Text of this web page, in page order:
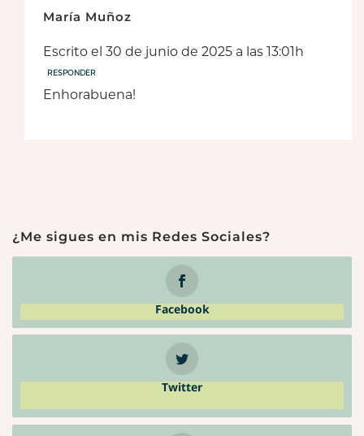
María Muñoz
Escrito el 30 de junio de 2025 a las 13:01h
RESPONDER
Enhorabuena!
¿Me sigues en mis Redes Sociales?
Facebook
Twitter